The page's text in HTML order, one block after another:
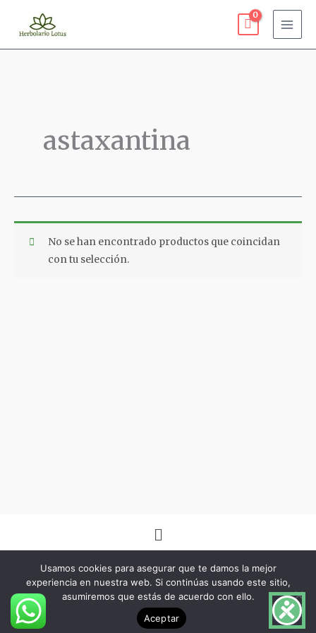
astaxantina
No se han encontrado productos que coincidan
con tu selección.
Menú
Copyright © 2026 -Herbo Lotus- | Diseñado por BSG Spain
Usamos cookies para asegurar que te damos la mejor
experiencia en nuestra web. Si continúas usando este sitio,
asumiremos que estás de acuerdo con ello.
Aceptar